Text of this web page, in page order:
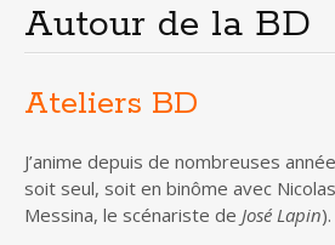
principal
Autour de la BD
Ateliers BD
J’anime depuis de nombreuses
soit seul, soit en binôme avec
Messina, le scénariste de José Lapin).